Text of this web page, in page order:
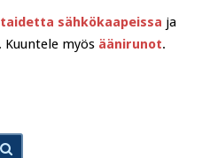
sähkökaapeissa ja
myös äänirunot.